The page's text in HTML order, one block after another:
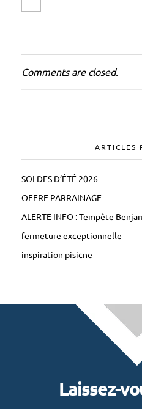
Comments are closed.
ARTICLES
SOLDES D’ÉTÉ 2026
OFFRE PARRAINAGE
ALERTE INFO : Tempête
fermeture exceptionnelle
inspiration pisicne
Laissez-